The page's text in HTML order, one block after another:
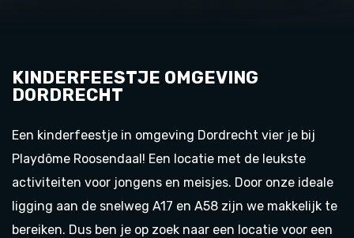
KINDERFEESTJE OMGEVING
DORDRECHT
Een kinderfeestje in omgeving Dordrecht vier je bij
Playdôme Roosendaal! Een locatie met de leukste
activiteiten voor jongens en meisjes. Door onze ideale
ligging aan de snelweg A17 en A58 zijn we makkelijk te
bereiken. Dus ben je op zoek naar een locatie voor een